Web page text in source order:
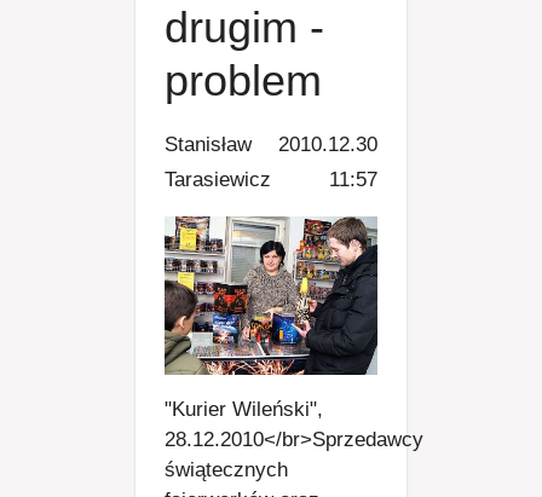
drugim -
problem
Stanisław
Tarasiewicz
2010.12.30
11:57
"Kurier Wileński",
28.12.2010</br>Sprzedawcy
świątecznych